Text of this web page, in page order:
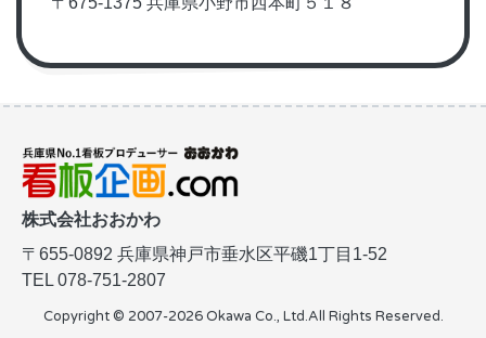
株式会社おおかわ
〒655-0892 兵庫県神戸市垂水区平磯1丁目1-52
TEL 078-751-2807
Copyright © 2007-2026 Okawa Co., Ltd.All Rights Reserved.